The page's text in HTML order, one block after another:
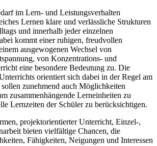
im Lern- und Leistungsverhalten
Lernen klare und verlässliche Strukturen
und innerhalb jeder einzelnen
kommt einer ruhigen, freudvollen
ausgewogenen Wechsel von
von Konzentrations- und
eine besondere Bedeutung zu. Die
orientiert sich dabei in der Regel am
zunehmend auch Möglichkeiten
zusammenhängende Lerneinheiten zu
Lernzeiten der Schüler zu berücksichtigen.
projektorientierter Unterricht, Einzel-,
bieten vielfältige Chancen, die
Fähigkeiten, Neigungen und Interessen